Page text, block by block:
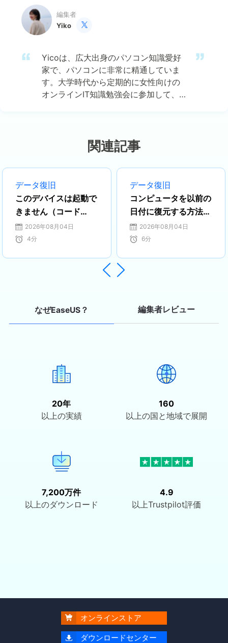
編集者
Yiko

Yicoは、広大出身のパソコン知識愛好
家で、パソコンに非常に精通していま
す。大学時代から定期的に女性向けの
オンラインIT知識勉強会に参加して、
ータ復元、データバックアップ、パー
ティション管理、オーディオとビデオ
編集などの分野で活躍しています。 い
つもユーザの立場に立って、ユーザー
の問題を解決するために最適な解決策
を提供します。今まで、彼女が執筆し
た記事の閲覧数は３000,000回を超え
ています。 また、彼女は撮影とビデオ
の編集にすごく興味を持っています。
定期的にYouTubeに動画を投稿したこ
ともあります。ちなみに、彼女は平野
歩夢選手の大ファンです。平野歩夢選
関連記事
データ復旧
このデバイスは起動で
きません（コード
10）を10つの無料方
法で修正する -
2026年08月04日
4分
データ復旧
コンピュータを以前の
日付に復元する方法
[Windows 11/10］
2026年08月04日
6分


なぜEaseUS？ 編集者レビュー
20年
以上の実績
160
以上の国と地域で展開
7,200万件
以上のダウンロード
4.9
以上Trustpilot評価
 オンラインストア
 ダウンロードセンター